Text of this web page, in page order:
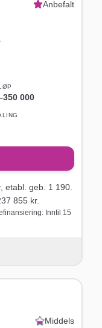
Anbefalt
350 000
, etabl. geb. 1 190.
855 kr.
Inntil 15
Middels